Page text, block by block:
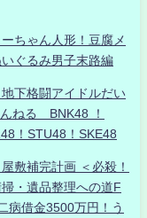
ちゃん人形！豆腐メ
ぐるみ男子末路編
下格闘アイドルだい
ねる BNK48 ！
！STU48！SKE48
敷補完計画 ＜必殺！
・遺品整理への道F
病借金3500万円！う